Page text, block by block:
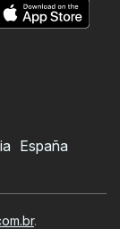
España
.